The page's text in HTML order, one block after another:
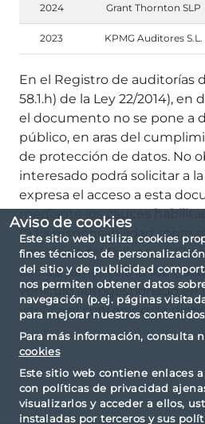
Aviso de cookies
Este sitio web utiliza cookies
fines técnicos, de
del sitio y de publicidad
nos permiten obtener datos
navegación (p.ej. páginas
para mejorar nuestros
Para más información, consulta
cookies
Este sitio web contiene enlaces
con políticas de privacidad
visualizarlos y acceder a ellos,
instaladas por terceros y sus
2024 Grant Thornton SLP
2023 KPMG Auditores S.L.
En el Registro de auditorías
58.1.h) de la Ley 22/2014), en
el documento no se pone a
público, en aras del
de protección de datos. No
interesado podrá solicitar a
expresa el acceso a esta
mediante loscauces
(*) La responsabilidad sobre
veracidad del Folleto y DFI
exclusivamente a la
vehículo autogestionado en
verifica el contenido de